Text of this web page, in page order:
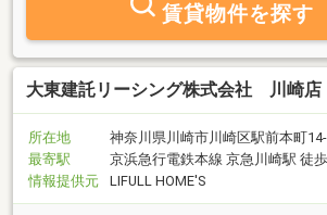
賃貸物件を探す
大東建託リーシング株式会社 川崎店
所在地
神奈川県川崎市川崎区駅前本町
最寄駅
京浜急行電鉄本線 京急川崎駅 徒
情報提供元
LIFULL HOME'S